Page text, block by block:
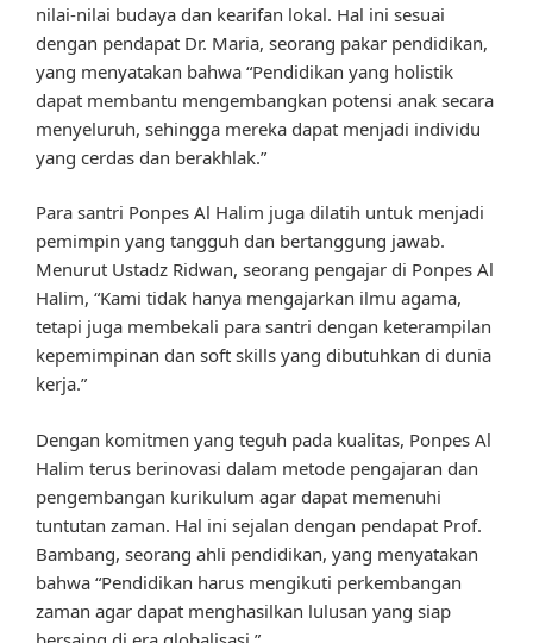
nilai-nilai budaya dan kearifan lokal. Hal ini sesuai
dengan pendapat Dr. Maria, seorang pakar pendidikan,
yang menyatakan bahwa “Pendidikan yang holistik
dapat membantu mengembangkan potensi anak secara
menyeluruh, sehingga mereka dapat menjadi individu
yang cerdas dan berakhlak.”
Para santri Ponpes Al Halim juga dilatih untuk menjadi
pemimpin yang tangguh dan bertanggung jawab.
Menurut Ustadz Ridwan, seorang pengajar di Ponpes Al
Halim, “Kami tidak hanya mengajarkan ilmu agama,
tetapi juga membekali para santri dengan keterampilan
kepemimpinan dan soft skills yang dibutuhkan di dunia
kerja.”
Dengan komitmen yang teguh pada kualitas, Ponpes Al
Halim terus berinovasi dalam metode pengajaran dan
pengembangan kurikulum agar dapat memenuhi
tuntutan zaman. Hal ini sejalan dengan pendapat Prof.
Bambang, seorang ahli pendidikan, yang menyatakan
bahwa “Pendidikan harus mengikuti perkembangan
zaman agar dapat menghasilkan lulusan yang siap